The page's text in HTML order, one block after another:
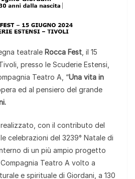
teatrale Rocca Fest , il 15
presso le Scuderie Estensi,
Teatro A, “Una vita in
ed al pensiero del grande
realizzato, con il contributo del
celebrazioni del 3239° Natale di
di un più ampio progetto
Teatro A volto a
e spirituale di Giordani, a 130